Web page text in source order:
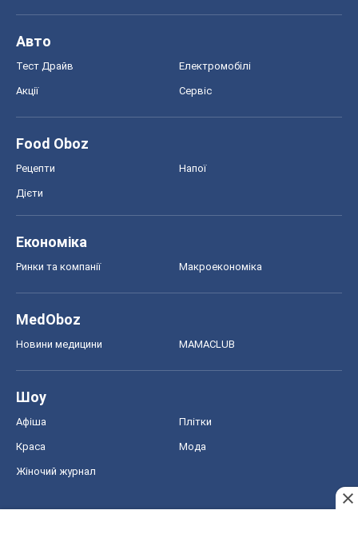
Авто
Тест Драйв Електромобілі
Акції Сервіс
Food Oboz
Рецепти Напої
Дієти
Економіка
Ринки та компанії Макроекономіка
MedOboz
Новини медицини MAMACLUB
Шоу
Афіша Плітки
Краса Мода
Жіночий журнал